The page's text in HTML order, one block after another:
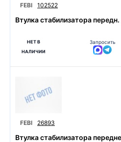
FEBI 102522
Втулка стабилизатора
НЕТ В
НАЛИЧИИ
Запросить
FEBI 26893
Втулка стабилизатора